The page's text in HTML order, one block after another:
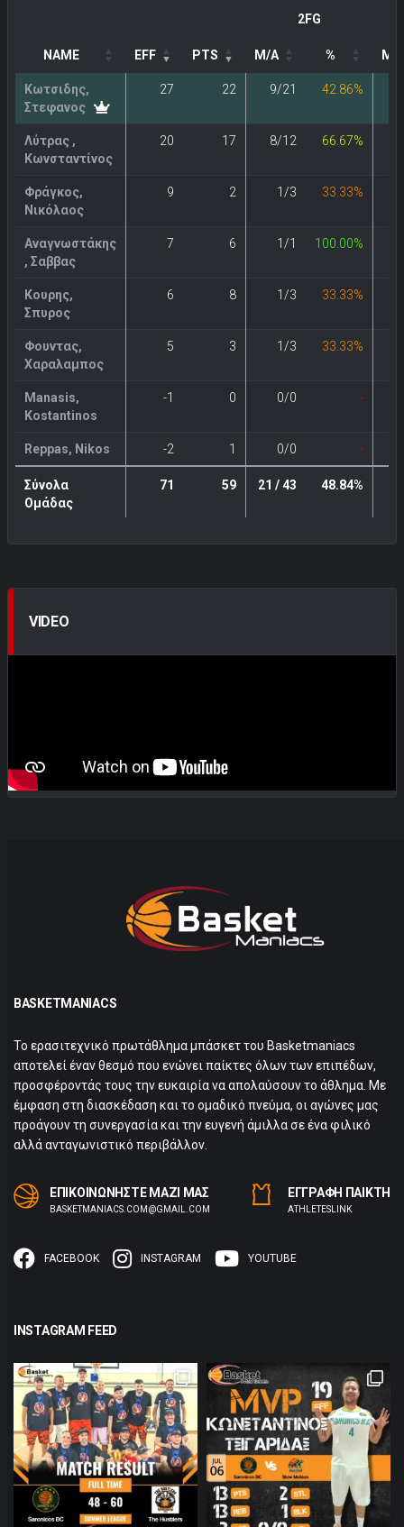
2FG
NAME EFF PTS M/A % M/
Κωτσιδης,
Στεφανος
27 22 9/21 42.86%
Λύτρας ,
Κωνσταντίνος
20 17 8/12 66.67%
Φράγκος,
Νικόλαος
9 2 1/3 33.33%
Αναγνωστάκης
, Σαββας
7 6 1/1 100.00%
Κουρης,
Σπυρος
6 8 1/3 33.33%
Φουντας,
Χαραλαμπος
5 3 1/3 33.33%
Manasis,
Kostantinos
-1 0 0/0 -
Reppas, Nikos -2 1 0/0 -
Σύνολα
Ομάδας
71 59 21 / 43 48.84%
VIDEO
BASKETMANIACS
Το ερασιτεχνικό πρωτάθλημα μπάσκετ του Basketmaniacs
αποτελεί έναν θεσμό που ενώνει παίκτες όλων των επιπέδων,
προσφέροντάς τους την ευκαιρία να απολαύσουν το άθλημα. Με
έμφαση στη διασκέδαση και το ομαδικό πνεύμα, οι αγώνες μας
προάγουν τη συνεργασία και την ευγενή άμιλλα σε ένα φιλικό
αλλά ανταγωνιστικό περιβάλλον.
ΕΠΙΚΟΙΝΩΝΗΣΤΕ ΜΑΖΙ ΜΑΣ
BASKETMANIACS.COM@GMAIL.COM
ΕΓΓΡΑΦΗ ΠΑΙΚΤΗ
ΑTHLETESLINK
FACEBOOK INSTAGRAM YOUTUBE
INSTAGRAM FEED